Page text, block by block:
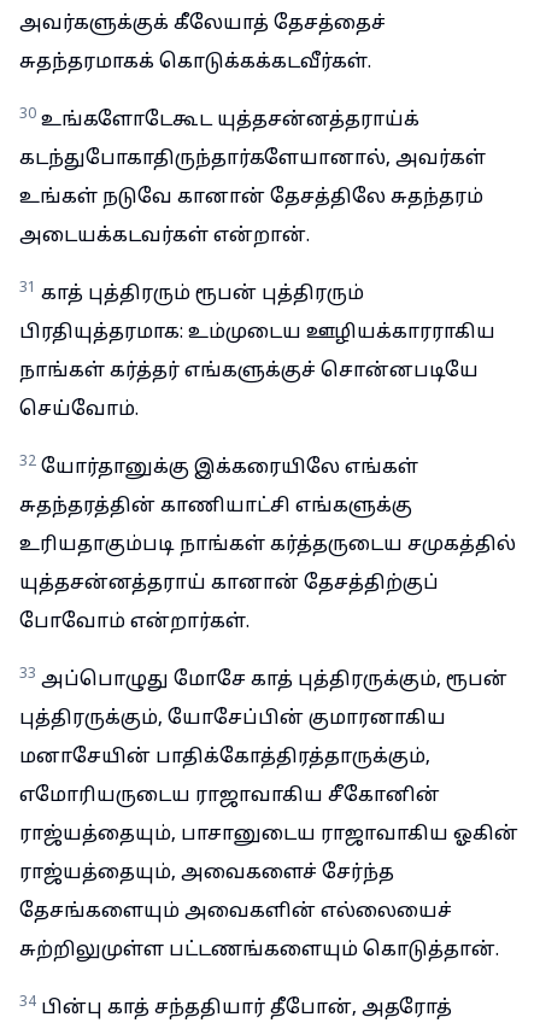
அவர்களுக்குக் கீலேயாத் தேசத்தைச்
சுதந்தரமாகக் கொடுக்கக்கடவீர்கள்.
30 உங்களோடேகூட யுத்தசன்னத்தராய்க்
கடந்துபோகாதிருந்தார்களேயானால், அவர்கள்
உங்கள் நடுவே கானான் தேசத்திலே சுதந்தரம்
அடையக்கடவர்கள் என்றான்.
31 காத் புத்திரரும் ரூபன் புத்திரரும்
பிரதியுத்தரமாக: உம்முடைய ஊழியக்காரராகிய
நாங்கள் கர்த்தர் எங்களுக்குச் சொன்னபடியே
செய்வோம்.
32 யோர்தானுக்கு இக்கரையிலே எங்கள்
சுதந்தரத்தின் காணியாட்சி எங்களுக்கு
உரியதாகும்படி நாங்கள் கர்த்தருடைய சமுகத்தில்
யுத்தசன்னத்தராய் கானான் தேசத்திற்குப்
போவோம் என்றார்கள்.
33 அப்பொழுது மோசே காத் புத்திரருக்கும், ரூபன்
புத்திரருக்கும், யோசேப்பின் குமாரனாகிய
மனாசேயின் பாதிக்கோத்திரத்தாருக்கும்,
எமோரியருடைய ராஜாவாகிய சீகோனின்
ராஜ்யத்தையும், பாசானுடைய ராஜாவாகிய ஓகின்
ராஜ்யத்தையும், அவைகளைச் சேர்ந்த
தேசங்களையும் அவைகளின் எல்லையைச்
சுற்றிலுமுள்ள பட்டணங்களையும் கொடுத்தான்.
34 பின்பு காத் சந்ததியார் தீபோன், அதரோத்